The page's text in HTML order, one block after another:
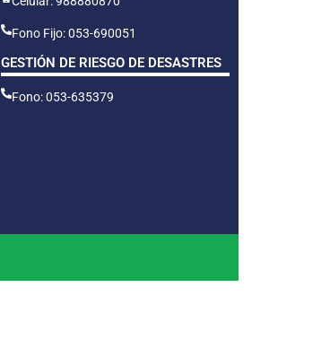
Fono Fijo: 053-690051
GESTIÓN DE RIESGO DE DESASTRES
Fono: 053-635379